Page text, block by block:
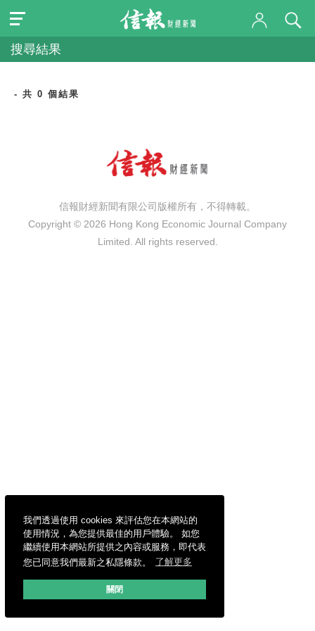
我們透過使用 cookies 來評估您在本網站的
使用情況，為您提供最佳的用戶體驗。 如您
繼續使用本網站所提供之內容或服務，即代表
您已同意我們最新之私隱條款。
了解更多
關閉
搜尋結果
- 共 0 個結果
信報財經新聞有限公司版權所有，不得轉載。
Copyright © 2026 Hong Kong Economic Journal Company
Limited. All rights reserved.